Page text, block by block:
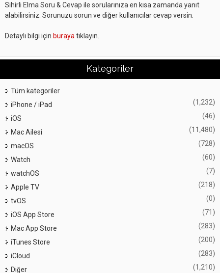
Sihirli Elma Soru & Cevap ile sorularınıza en kısa zamanda yanıt
alabilirsiniz. Sorunuzu sorun ve diğer kullanıcılar cevap versin.
Detaylı bilgi için buraya tıklayın.
Kategoriler
Tüm kategoriler
iPhone / iPad
(1,232)
iOS (46)
Mac Ailesi (11,480)
macOS (728)
Watch (60)
watchOS (7)
Apple TV (218)
tvOS (0)
iOS App Store (71)
Mac App Store (283)
iTunes Store (200)
iCloud (283)
Diğer (1,210)